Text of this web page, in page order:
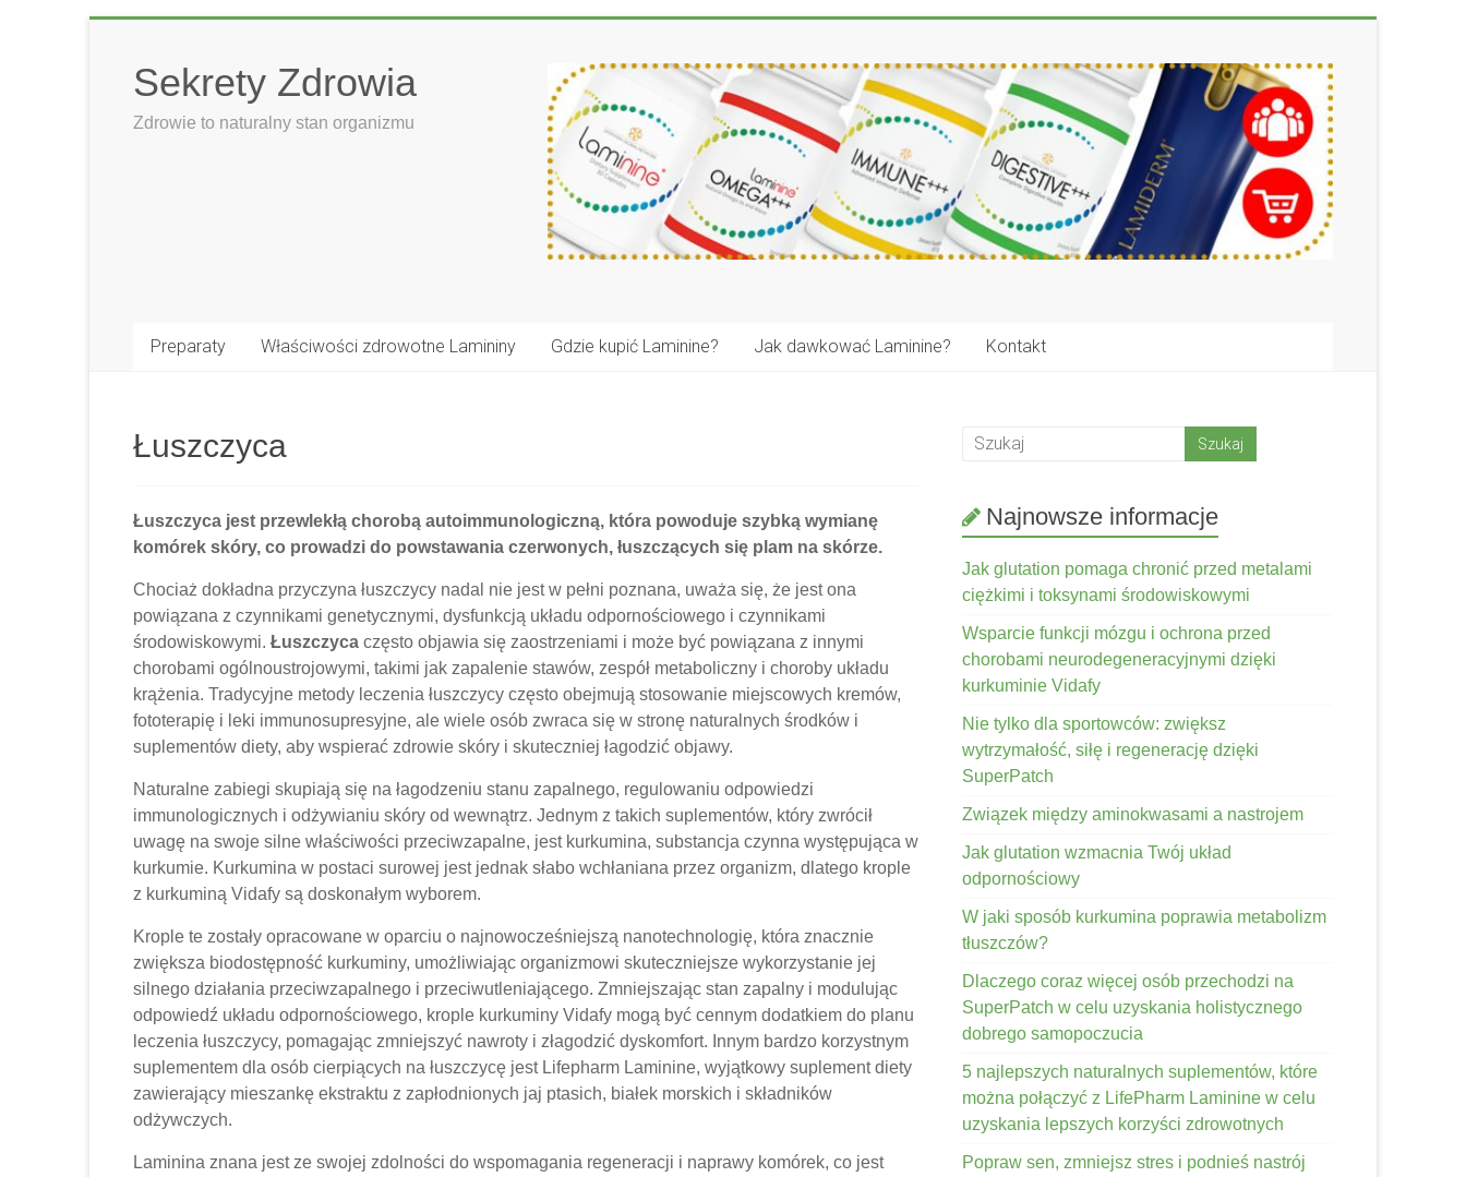
contentSekrety Zdrowia
Zdrowie to naturalny stan organizmu
Preparaty Właściwości zdrowotne Lamininy Gdzie kupić Laminine? Jak dawkować Laminine? Kontakt
Łuszczyca
Łuszczyca jest przewlekłą chorobą autoimmunologiczną, która powoduje szybką wymianę
komórek skóry, co prowadzi do powstawania czerwonych, łuszczących się plam na skórze.
Chociaż dokładna przyczyna łuszczycy nadal nie jest w pełni poznana, uważa się, że jest ona
powiązana z czynnikami genetycznymi, dysfunkcją układu odpornościowego i czynnikami
środowiskowymi. Łuszczyca często objawia się zaostrzeniami i może być powiązana z innymi
chorobami ogólnoustrojowymi, takimi jak zapalenie stawów, zespół metaboliczny i choroby układu
krążenia. Tradycyjne metody leczenia łuszczycy często obejmują stosowanie miejscowych kremów,
fototerapię i leki immunosupresyjne, ale wiele osób zwraca się w stronę naturalnych środków i
suplementów diety, aby wspierać zdrowie skóry i skuteczniej łagodzić objawy.
Naturalne zabiegi skupiają się na łagodzeniu stanu zapalnego, regulowaniu odpowiedzi
immunologicznych i odżywianiu skóry od wewnątrz. Jednym z takich suplementów, który zwrócił
uwagę na swoje silne właściwości przeciwzapalne, jest kurkumina, substancja czynna występująca w
kurkumie. Kurkumina w postaci surowej jest jednak słabo wchłaniana przez organizm, dlatego krople
z kurkuminą Vidafy są doskonałym wyborem.
Krople te zostały opracowane w oparciu o najnowocześniejszą nanotechnologię, która znacznie
zwiększa biodostępność kurkuminy, umożliwiając organizmowi skuteczniejsze wykorzystanie jej
silnego działania przeciwzapalnego i przeciwutleniającego. Zmniejszając stan zapalny i modulując
odpowiedź układu odpornościowego, krople kurkuminy Vidafy mogą być cennym dodatkiem do planu
leczenia łuszczycy, pomagając zmniejszyć nawroty i złagodzić dyskomfort. Innym bardzo korzystnym
suplementem dla osób cierpiących na łuszczycę jest Lifepharm Laminine, wyjątkowy suplement diety
zawierający mieszankę ekstraktu z zapłodnionych jaj ptasich, białek morskich i składników
odżywczych.
Laminina znana jest ze swojej zdolności do wspomagania regeneracji i naprawy komórek, co jest
Najnowsze informacje
Jak glutation pomaga chronić przed metalami
ciężkimi i toksynami środowiskowymi
Wsparcie funkcji mózgu i ochrona przed
chorobami neurodegeneracyjnymi dzięki
kurkuminie Vidafy
Nie tylko dla sportowców: zwiększ
wytrzymałość, siłę i regenerację dzięki
SuperPatch
Związek między aminokwasami a nastrojem
Jak glutation wzmacnia Twój układ
odpornościowy
W jaki sposób kurkumina poprawia metabolizm
tłuszczów?
Dlaczego coraz więcej osób przechodzi na
SuperPatch w celu uzyskania holistycznego
dobrego samopoczucia
5 najlepszych naturalnych suplementów, które
można połączyć z LifePharm Laminine w celu
uzyskania lepszych korzyści zdrowotnych
Popraw sen, zmniejsz stres i podnieś nastrój